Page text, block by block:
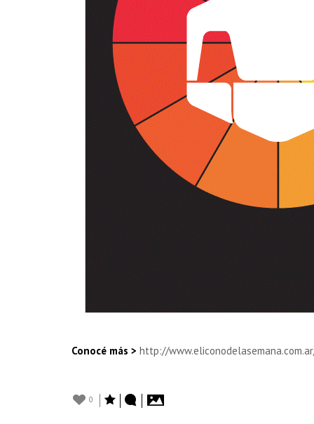
Conocé más > http://
0